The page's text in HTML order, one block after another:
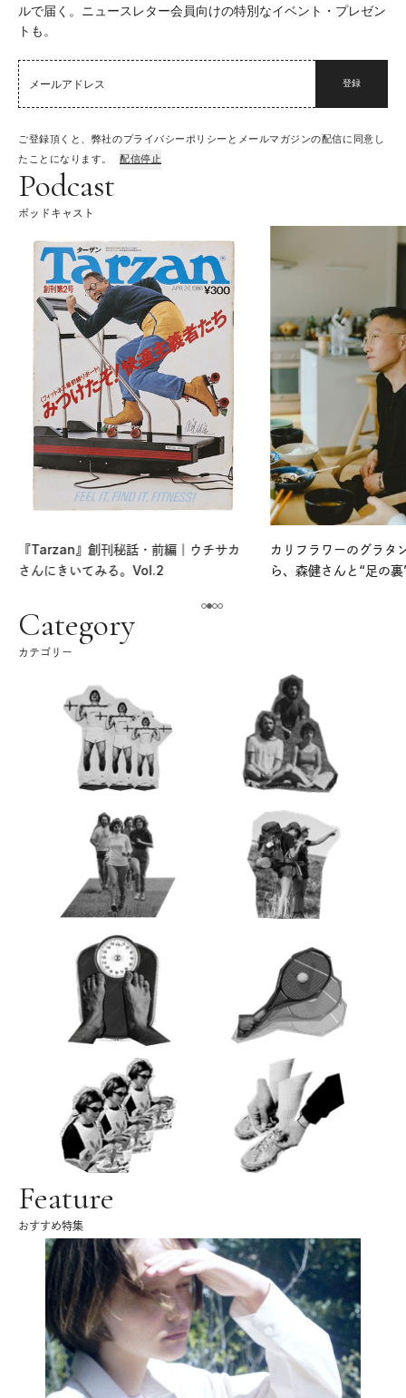
ルで届く。ニュースレター会員向けの特別なイベント・プレゼン
トも。
登録
ご登録頂くと、弊社のプライバシーポリシーとメールマガジンの配信に同意し
たことになります。
配信停止
Podcast
ポッドキャスト
『Tarzan』創刊秘話・前編｜ウチサカ
さんにきいてみる。Vol.2
カリフラワーのグラタ
ら、森健さんと“足の
Category
カテゴリー
Feature
おすすめ特集